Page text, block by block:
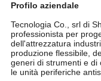
Profilo aziendale
Tecnologia Co., srl di
professionista per
dell'attrezzatura
produzione flessibile,
generi di strumenti e di
le unità periferiche